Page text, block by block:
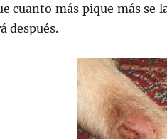
cuanto más pique más se
después.